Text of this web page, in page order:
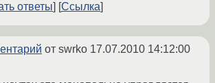
ответы Ссылка
от swrko 17.07.2010 14:12:00